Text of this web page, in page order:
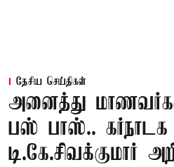
தேசிய செய்திகள்
அனைத்து
பஸ் பாஸ்.. கர்நாடக
டி.கே.சிவக்குமார்